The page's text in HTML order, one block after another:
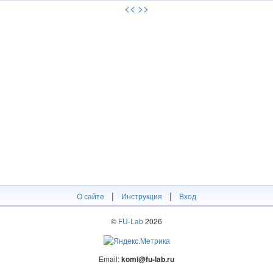
<< >>
О сайте | Инструкция | Вход
© FU-Lab2026
Email:komi@fu-lab.ru